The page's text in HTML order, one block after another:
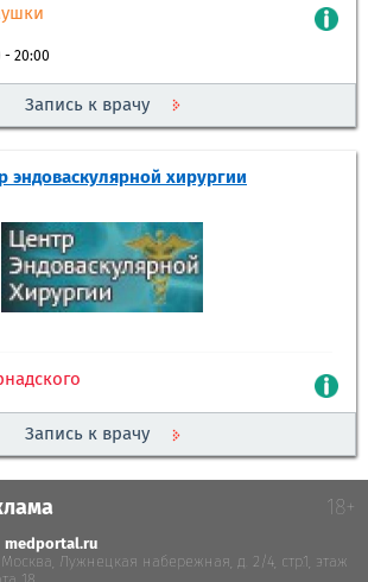
- 20:00
Запись к врачу
эндоваскулярной хирургии
Запись к врачу
18+
medportal.ru
Москва, Лужнецкая набережная, д. 2/4, стр.1, этаж